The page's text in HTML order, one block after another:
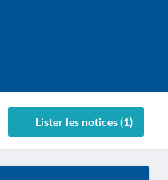
Lister les notices (1)